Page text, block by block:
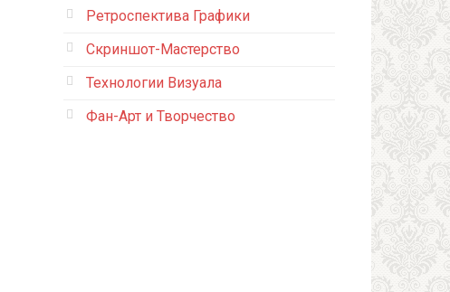
Ретроспектива Графики
Скриншот-Мастерство
Технологии Визуала
Фан-Арт и Творчество